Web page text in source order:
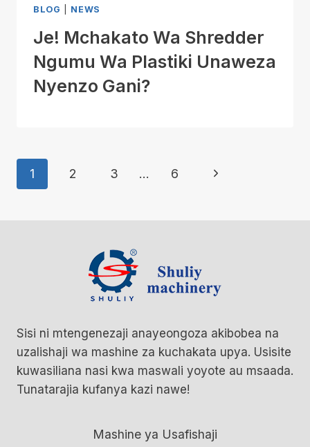
BLOG NEWS
Je! Mchakato Wa Shredder
Ngumu Wa Plastiki Unaweza
Nyenzo Gani?
Page
Navigation
1 2 3 … 6
Next
Sisi ni mtengenezaji anayeongoza akibobea na
uzalishaji wa mashine za kuchakata upya. Usisite
kuwasiliana nasi kwa maswali yoyote au msaada.
Tunatarajia kufanya kazi nawe!
Mashine ya Usafishaji